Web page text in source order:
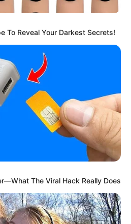
jiminxjamie)
gu, Daejeon, Korea Selatan, 5 Juli
To Reveal Your Darkest Secrets!
The Viral Hack Really Does